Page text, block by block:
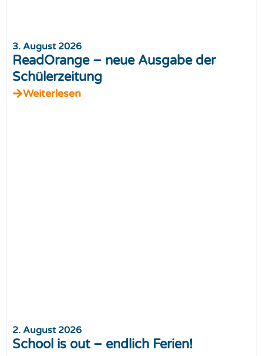
3. August 2026
ReadOrange – neue Ausgabe der
Schülerzeitung
Weiterlesen
2. August 2026
School is out – endlich Ferien!